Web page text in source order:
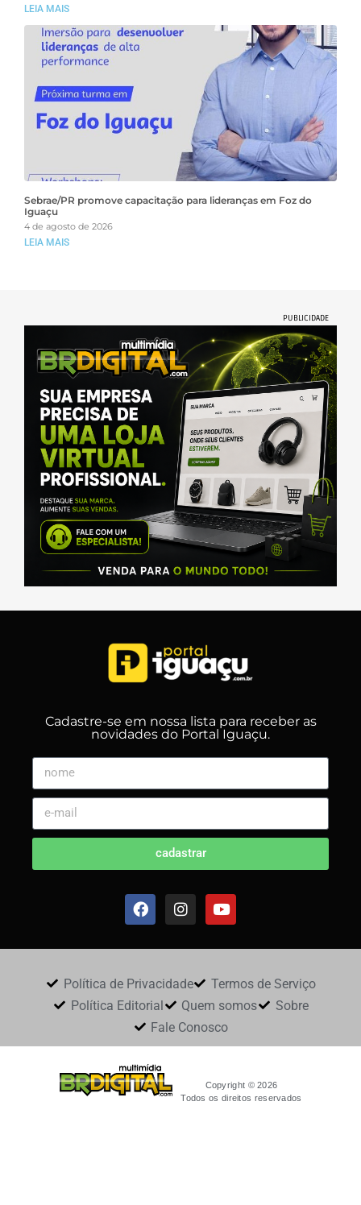
LEIA MAIS
Sebrae/PR promove capacitação para lideranças em Foz do
Iguaçu
4 de agosto de 2026
LEIA MAIS
PUBLICIDADE
Cadastre-se em nossa lista para receber as
novidades do Portal Iguaçu.
cadastrar
Política de Privacidade
Termos de Serviço
Política Editorial
Quem somos
Sobre
Fale Conosco
Copyright © 2026
Todos os direitos reservados